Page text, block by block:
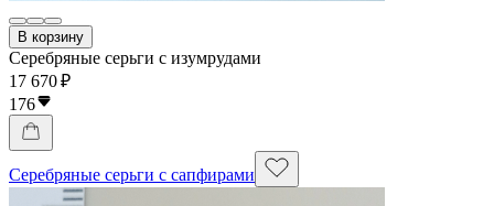
В корзину
Серебряные серьги с изумрудами
17 670 ₽
176
Серебряные серьги с сапфирами